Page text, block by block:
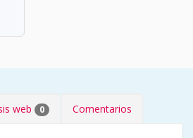
web 0 Comentarios